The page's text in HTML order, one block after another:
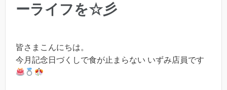
ーライフを☆彡
皆さまこんにちは。
今月記念日づくしで食が止まらない いずみ店員です